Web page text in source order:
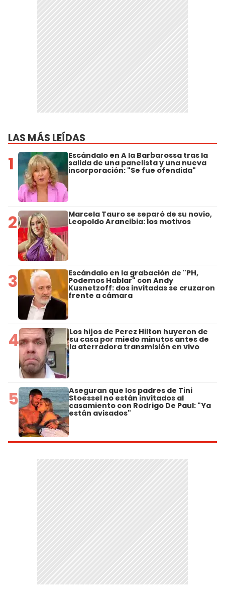
LAS MÁS LEÍDAS
1 Escándalo en A la Barbarossa tras la
salida de una panelista y una nueva
incorporación: "Se fue ofendida"
2 Marcela Tauro se separó de su novio,
Leopoldo Arancibia: los motivos
3 Escándalo en la grabación de "PH,
Podemos Hablar" con Andy
Kusnetzoff: dos invitadas se cruzaron
frente a cámara
4 Los hijos de Perez Hilton huyeron de
su casa por miedo minutos antes de
la aterradora transmisión en vivo
5 Aseguran que los padres de Tini
Stoessel no están invitados al
casamiento con Rodrigo De Paul: "Ya
están avisados"